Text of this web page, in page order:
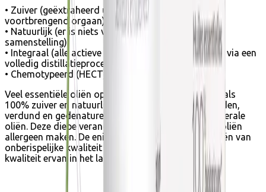
• Zuiver (geëxtraheerd uit één plantensoort of
voortbrengend orgaan).
• Natuurlijk (er is niets veranderd aan de natuurlijke
samenstelling).
• Integraal (alle actieve moleculen zijn geëxtraheerd via een
volledig distillatieproces, TOTUM genaamd).
• Chemotypeerd (HECT), chemisch gedefinieerd.
Veel essentiële oliën op de markt worden verkocht als
100% zuiver en natuurlijk. Zij worden echter versneden,
verdund en gedenatureerd met plantaardige of minerale
oliën. Deze diepe veranderingen kunnen essentiële oliën
allergeen maken. De enige manier om etherische oliën van
onberispelijke kwaliteit te kunnen leveren is door de
kwaliteit ervan in het laboratorium te controleren.